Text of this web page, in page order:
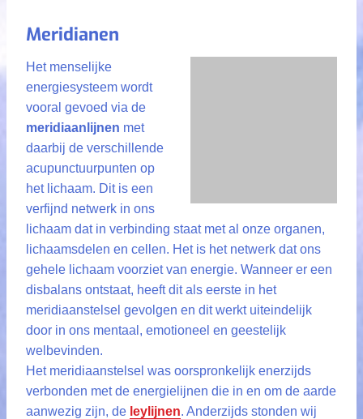
Meridianen
Het menselijke
energiesysteem wordt
vooral gevoed via de
meridiaanlijnen met
daarbij de verschillende
acupunctuurpunten op
het lichaam. Dit is een
verfijnd netwerk in ons
lichaam dat in verbinding staat met al onze organen,
lichaamsdelen en cellen. Het is het netwerk dat ons
gehele lichaam voorziet van energie. Wanneer er een
disbalans ontstaat, heeft dit als eerste in het
meridiaanstelsel gevolgen en dit werkt uiteindelijk
door in ons mentaal, emotioneel en geestelijk
welbevinden.
Het meridiaanstelsel was oorspronkelijk enerzijds
verbonden met de energielijnen die in en om de aarde
aanwezig zijn, de leylijnen. Anderzijds stonden wij